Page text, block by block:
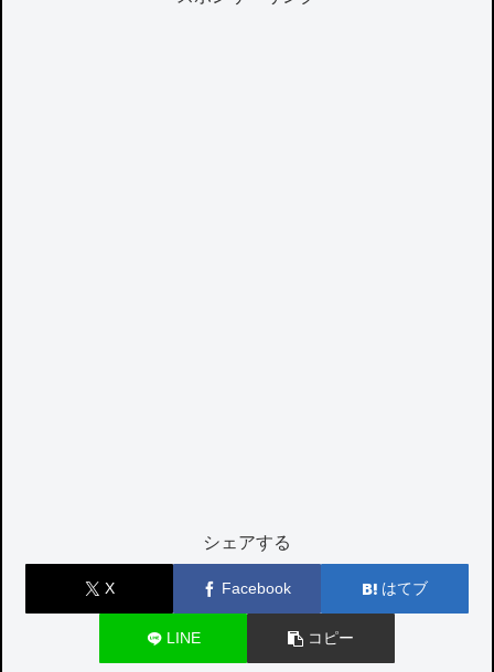
シェアする
X Facebook はてブ
LINE コピー